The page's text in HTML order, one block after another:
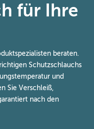
für Ihre
beraten.
Schutzschlauchs
und
Sie Verschleiß,
nach den